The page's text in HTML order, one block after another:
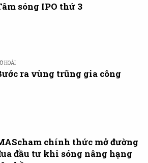
sóng IPO thứ 3
HOÀI
ra vùng trũng gia công
chính thức mở đường
đầu tư khi sóng nâng hạng